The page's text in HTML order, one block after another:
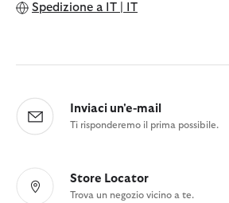
Spedizione a IT | IT
Inviaci un'e-mail
Ti risponderemo il prima possibile.
Store Locator
Trova un negozio vicino a te.